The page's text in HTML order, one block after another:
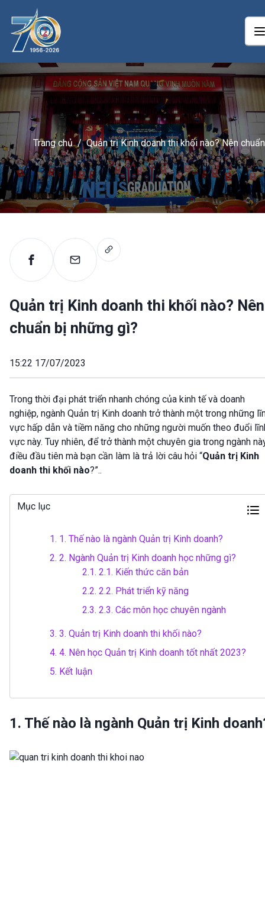
Trang chủ / Quản trị Kinh doanh thi khối nào? Nên chuẩn
bị những gì?
Quản trị Kinh doanh thi khối nào? Nên
chuẩn bị những gì?
15:22 17/07/2023
Trong thời đại phát triển nhanh chóng của kinh tế và doanh
nghiệp, ngành Quản trị Kinh doanh trở thành một trong những
vực hấp dẫn và tiềm năng cho những người muốn theo đuổi
vực này. Tuy nhiên, để trở thành một chuyên gia trong ngành
điều đầu tiên mà bạn cần làm là trả lời câu hỏi “Quản trị Kinh
doanh thi khối nào?”..
Mục lục
1. 1. Thế nào là ngành Quản trị Kinh doanh?
2. 2. Ngành Quản trị Kinh doanh học những gì?
2.1. 2.1. Kiến thức căn bản
2.2. 2.2. Phát triển kỹ năng
2.3. 2.3. Các môn học chuyên ngành
3. 3. Quản trị Kinh doanh thi khối nào?
4. 4. Nên học Quản trị Kinh doanh tốt nhất 2023?
5. Kết luận
1. Thế nào là ngành Quản trị Kinh